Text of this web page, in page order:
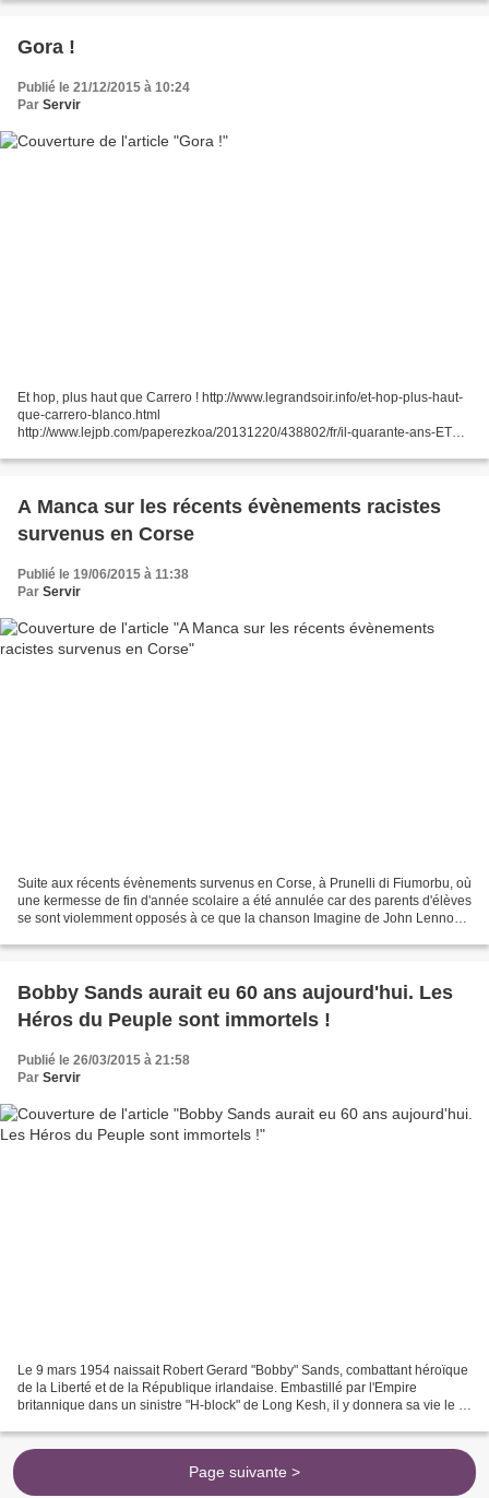
Gora !
Publié le 21/12/2015 à 10:24
Par Servir
Et hop, plus haut que Carrero ! http://www.legrandsoir.info/et-hop-plus-haut-
que-carrero-blanco.html
http://www.lejpb.com/paperezkoa/20131220/438802/fr/il-quarante-ans-ETA-
peuvent tout...
A Manca sur les récents évènements racistes
survenus en Corse
Publié le 19/06/2015 à 11:38
Par Servir
Suite aux récents évènements survenus en Corse, à Prunelli di Fiumorbu, où
une kermesse de fin d'année scolaire a été annulée car des parents d'élèves
se sont violemment opposés à ce que la chanson Imagine de John Lennon
Bobby Sands aurait eu 60 ans aujourd'hui. Les
Héros du Peuple sont immortels !
Publié le 26/03/2015 à 21:58
Par Servir
Le 9 mars 1954 naissait Robert Gerard "Bobby" Sands, combattant héroïque
de la Liberté et de la République irlandaise. Embastillé par l'Empire
britannique dans un sinistre "H-block" de Long Kesh, il y donnera sa vie le 5
Page suivante >